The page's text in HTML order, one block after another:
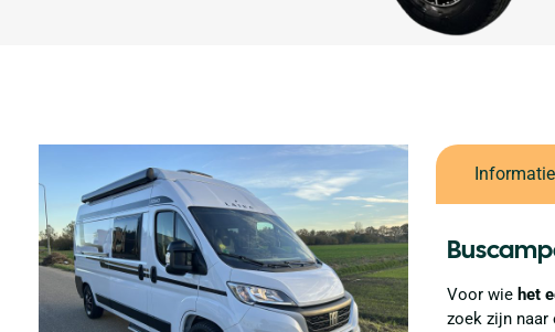
Informatie
Voor wie het
zoek zijn naar